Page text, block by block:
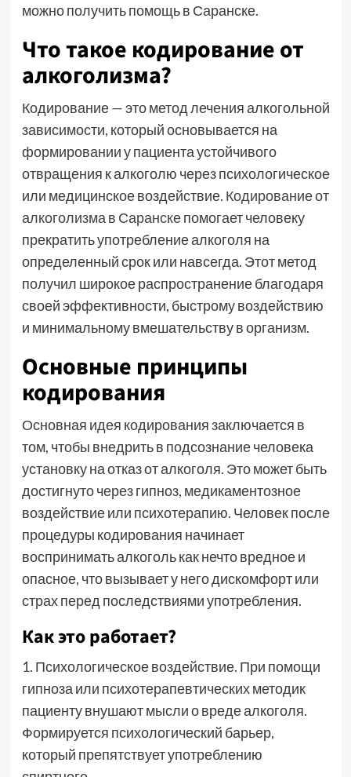
можно получить помощь в Саранске.
Что такое кодирование от
алкоголизма?
Кодирование — это метод лечения алкогольной
зависимости, который основывается на
формировании у пациента устойчивого
отвращения к алкоголю через психологическое
или медицинское воздействие. Кодирование от
алкоголизма в Саранскепомогает человеку
прекратить употребление алкоголя на
определенный срок или навсегда. Этот метод
получил широкое распространение благодаря
своей эффективности, быстрому воздействию
и минимальному вмешательству в организм.
Основные принципы
кодирования
Основная идея кодирования заключается в
том, чтобы внедрить в подсознание человека
установку на отказ от алкоголя. Это может быть
достигнуто через гипноз, медикаментозное
воздействие или психотерапию. Человек после
процедуры кодирования начинает
воспринимать алкоголь как нечто вредное и
опасное, что вызывает у него дискомфорт или
страх перед последствиями употребления.
Как это работает?
1. Психологическое воздействие. При помощи
гипноза или психотерапевтических методик
пациенту внушают мысли о вреде алкоголя.
Формируется психологический барьер,
который препятствует употреблению